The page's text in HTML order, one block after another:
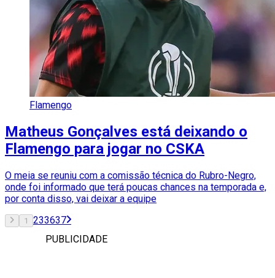
Flamengo
Matheus Gonçalves está deixando o
Flamengo para jogar no CSKA
O meia se reuniu com a comissão técnica do Rubro-Negro,
onde foi informado que terá poucas chances na temporada e,
por conta disso, vai deixar a equipe
1 233637
PUBLICIDADE